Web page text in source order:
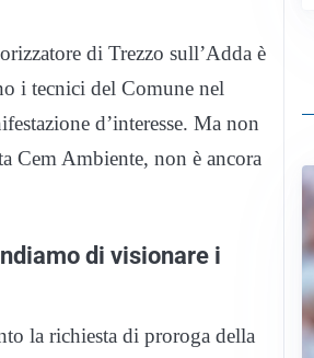
di Trezzo sull’Adda è
i tecnici del Comune nel
d’interesse. Ma non
Cem Ambiente, non è ancora
di visionare i
la richiesta di proroga della